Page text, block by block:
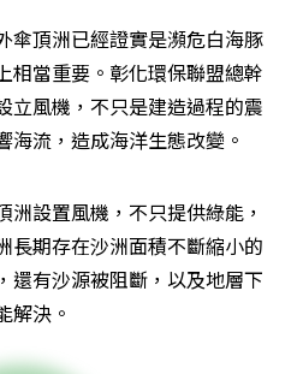
傘頂洲已經證實是瀕危白海豚
相當重要。彰化環保聯盟總幹
立風機，不只是建造過程的震
流，造成海洋生態改變。
設置風機，不只提供綠能，
長期存在沙洲面積不斷縮小的
還有沙源被阻斷，以及地層下
解決。